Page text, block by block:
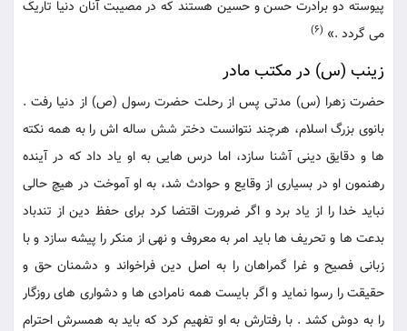
پیوسته دو برادرت حسن و حسین هستند که در مصیبت آنان دنیا تاریک
می گردد .» (6)
زینب (س) در مکتب مادر
حضرت زهرا (س) مدتی پس از رحلت حضرت رسول (ص) از دنیا رفت .
بانوی بزرگ اسلام، هرچند نتوانست دختر شش ساله اش را به همه نکته
ها و دقایق دینی آشنا سازد، اما درس هایی به او یاد داد که در آینده
رهنمون او در بسیاری از وقایع و حوادث شد، به او آموخت در هیچ حالی
نباید خدا را از یاد برد و اگر ضرورت اقتضا کرد برای حفظ دین از تندباد
بدعت ها و تحریف ها باید امر به معروف و نهی از منکر را پیشه سازد و با
زبانی فصیح و غرا گمراهان را به اصل دین فراخواند و دشمنان حق و
حقیقت را رسوا نماید و اگر بایست همه نامرادی ها و دشواری های روزگار
را به دوش کشد . با رفتارش به او تفهیم کرد که باید به همسرش احترام